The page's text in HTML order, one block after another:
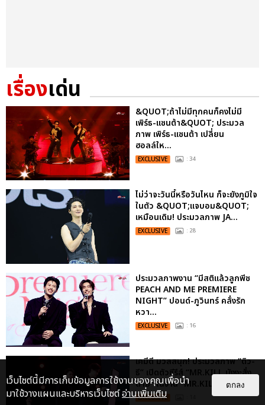
เรื่องเด่น
&QUOT;ถ้าไม่มีทุกคนก็คงไม่มี
เพิร์ธ-แซนต้า&QUOT; ประมวล
ภาพ เพิร์ธ-แซนต้า เปลี่ยน
ฮอลล์ให...
EXCLUSIVE : 34
ไม่ว่าจะวันนี้หรือวันไหน ก็จะยังภูมิใจ
ในตัว &QUOT;แจบอม&QUOT;
เหมือนเดิม! ประมวลภาพ JA...
EXCLUSIVE : 28
ประมวลภาพงาน “มีสติแล้วลูกพีช
PEACH AND ME PREMIERE
NIGHT” ปอนด์-ภูวินทร์ คลั่งรัก
หวา...
EXCLUSIVE : 16
เคมีดี มวลสนุก! ประมวลภาพ “ดิว-
ธี” เปิดตัวซีรีส์ “MR.KILL มังงะสั่ง
ตาย” ในงาน “MR.KILL...
EXCLUSIVE
เว็บไซต์นี้มีการเก็บข้อมูลการใช้งานของคุณเพื่อนำ
มาใช้วางแผนและบริหารเว็บไซต์อ่านเพิ่มเติม
ตกลง